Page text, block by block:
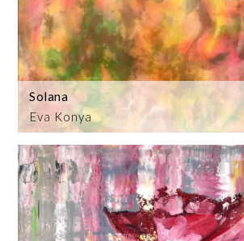
Eva Konya
Solana